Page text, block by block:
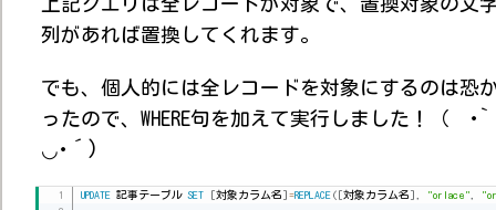
列があれば置換してくれます。
でも、個人的には全レコードを対象にするのは恐
ったので、WHERE句を加えて実行しました！（ ･`
◡･´)
UPDATE 記事テーブル SET [対象カラム名 ] =REPLACE ( [対象カラム名 ] "orlace"